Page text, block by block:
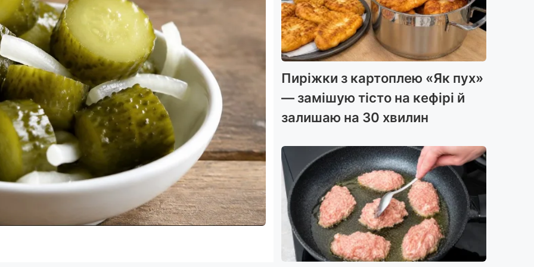
Пиріжки з картоплею «Як пух»
— замішую тісто на кефірі й
залишаю на 30 хвилин